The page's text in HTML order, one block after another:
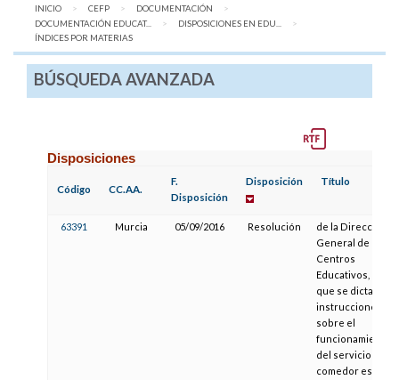
INICIO CEFP
DOCUMENTACIÓN
DOCUMENTACIÓN EDUCAT...
DISPOSICIONES EN EDU...
AQUÍ:
ÍNDICES POR MATERIAS
BÚSQUEDA AVANZADA
Disposiciones
Código CC.AA.
F.
Disposición
Disposición Título
63391 Murcia 05/09/2016 Resolución
de la Dirección
General de
Centros
Educativos, por la
que se dictan
instrucciones
sobre el
funcionamiento
del servicio de
comedor escolar